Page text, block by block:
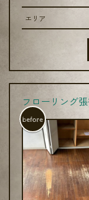
エリア
フローリング
before